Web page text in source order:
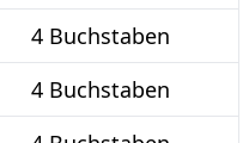
4 Buchstaben
4 Buchstaben